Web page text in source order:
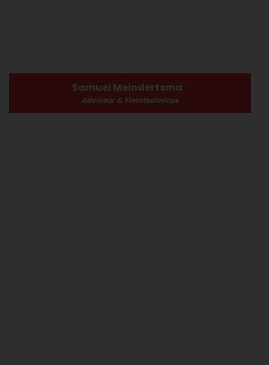
Samuel Meindertsma
Adviseur & Fietstechnicus